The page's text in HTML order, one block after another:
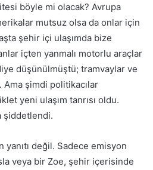
böyle mi olacak? Avrupa
mutsuz olsa da onlar için
şehir içi ulaşımda bize
içten yanmalı motorlu araçlar
düşünülmüştü; tramvaylar ve
şimdi politikacılar
yeni ulaşım tanrısı oldu.
şiddetlendi.
değil. Sadece emisyon
veya bir Zoe, şehir içerisinde